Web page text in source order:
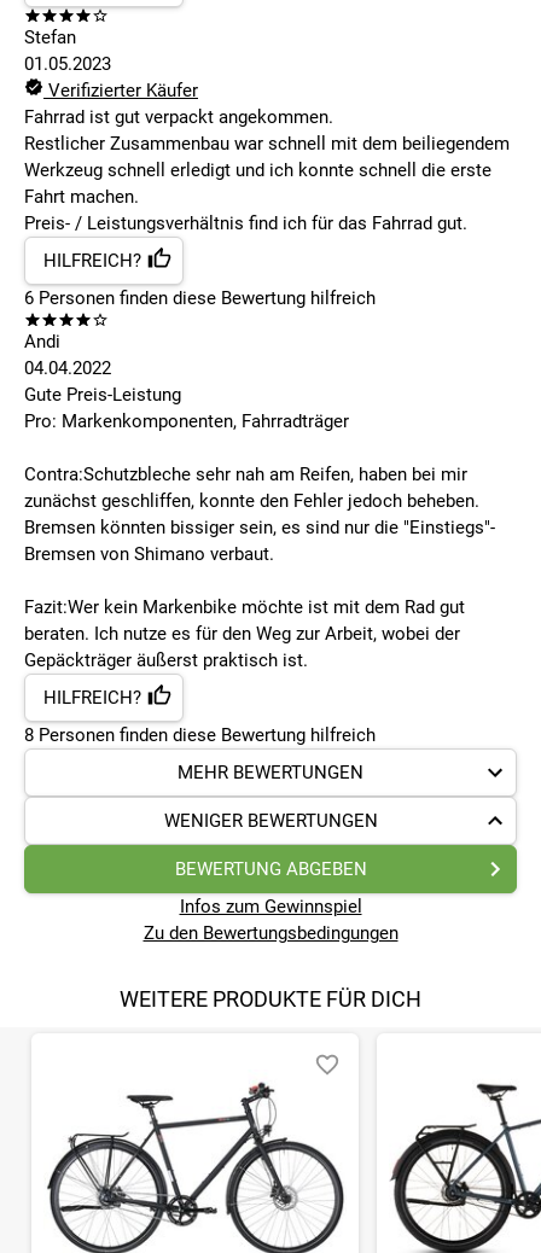
Stefan
01.05.2023
Verifizierter Käufer
Fahrrad ist gut verpackt angekommen.
Restlicher Zusammenbau war schnell mit dem beiliegendem
Werkzeug schnell erledigt und ich konnte schnell die erste
Fahrt machen.
Preis- / Leistungsverhältnis find ich für das Fahrrad gut.
HILFREICH?
6 Personen finden diese Bewertung hilfreich
Andi
04.04.2022
Gute Preis-Leistung
Pro: Markenkomponenten, Fahrradträger
Contra:Schutzbleche sehr nah am Reifen, haben bei mir
zunächst geschliffen, konnte den Fehler jedoch beheben.
Bremsen könnten bissiger sein, es sind nur die "Einstiegs"-
Bremsen von Shimano verbaut.
Fazit:Wer kein Markenbike möchte ist mit dem Rad gut
beraten. Ich nutze es für den Weg zur Arbeit, wobei der
Gepäckträger äußerst praktisch ist.
HILFREICH?
8 Personen finden diese Bewertung hilfreich
MEHR BEWERTUNGEN
WENIGER BEWERTUNGEN
BEWERTUNG ABGEBEN
Infos zum Gewinnspiel
Zu den Bewertungsbedingungen
WEITERE PRODUKTE FÜR DICH